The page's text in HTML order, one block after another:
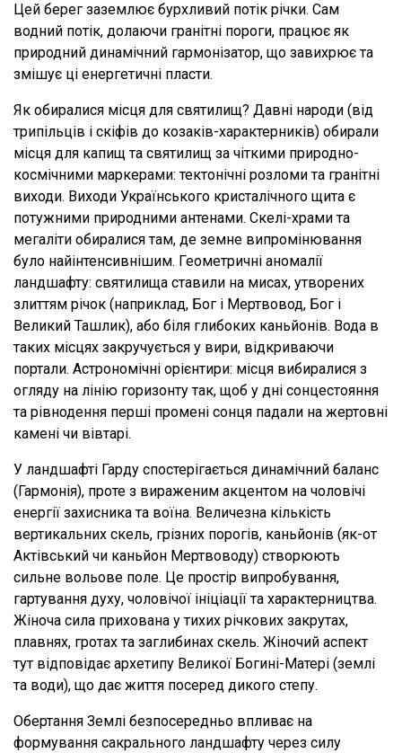
Цей берег заземлює бурхливий потік річки. Сам
водний потік, долаючи гранітні пороги, працює як
природний динамічний гармонізатор, що завихрює та
змішує ці енергетичні пласти.
Як обиралися місця для святилищ? Давні народи (від
трипільців і скіфів до козаків-характерників) обирали
місця для капищ та святилищ за чіткими природно-
космічними маркерами: тектонічні розломи та гранітні
виходи. Виходи Українського кристалічного щита є
потужними природними антенами. Скелі-храми та
мегаліти обиралися там, де земне випромінювання
було найінтенсивнішим. Геометричні аномалії
ландшафту: святилища ставили на мисах, утворених
злиттям річок (наприклад, Бог і Мертвовод, Бог і
Великий Ташлик), або біля глибоких каньйонів. Вода в
таких місцях закручується у вири, відкриваючи
портали. Астрономічні орієнтири: місця вибиралися з
огляду на лінію горизонту так, щоб у дні сонцестояння
та рівнодення перші промені сонця падали на жертовні
камені чи вівтарі.
У ландшафті Гарду спостерігається динамічний баланс
(Гармонія), проте з вираженим акцентом на чоловічі
енергії захисника та воїна. Величезна кількість
вертикальних скель, грізних порогів, каньйонів (як-от
Актівський чи каньйон Мертвоводу) створюють
сильне вольове поле. Це простір випробування,
гартування духу, чоловічої ініціації та характерництва.
Жіноча сила прихована у тихих річкових закрутах,
плавнях, гротах та заглибинах скель. Жіночий аспект
тут відповідає архетипу Великої Богині-Матері (землі
та води), що дає життя посеред дикого степу.
Обертання Землі безпосередньо впливає на
формування сакрального ландшафту через силу